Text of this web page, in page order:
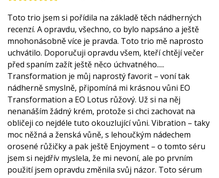
Toto trio jsem si pořídila na základě těch nádherných
recenzí. A opravdu, všechno, co bylo napsáno a ještě
mnohonásobně více je pravda. Toto trio mě naprosto
uchvátilo. Doporučuji opravdu všem, kteří chtějí večer
před spaním zažít ještě něco úchvatného.....
Transformation je můj naprostý favorit – voní tak
nádherně smyslně, připomíná mi krásnou vůni EO
Transformation a EO Lotus růžový. Už si na něj
nenanáším žádný krém, protože si chci zachovat na
obličeji co nejdéle tuto okouzlující vůni. Vibration – taky
moc něžná a ženská vůně, s lehoučkým nádechem
orosené růžičky a pak ještě Enjoyment – o tomto séru
jsem si nejdřív myslela, že mi nevoní, ale po prvním
použití jsem opravdu změnila svůj názor. Toto sérum